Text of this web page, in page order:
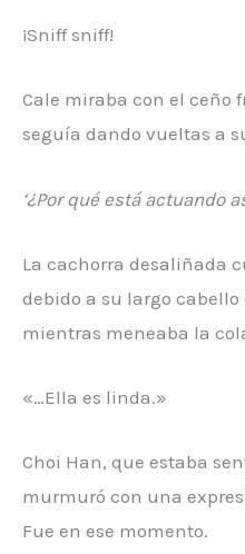
¡Sniff sniff!
Cale miraba con el ceño
seguía dando vueltas a
‘¿Por qué está actuando
La cachorra desaliñada
debido a su largo
mientras meneaba la
«…Ella es linda.»
Choi Han, que estaba
murmuró con una
Fue en ese momento.